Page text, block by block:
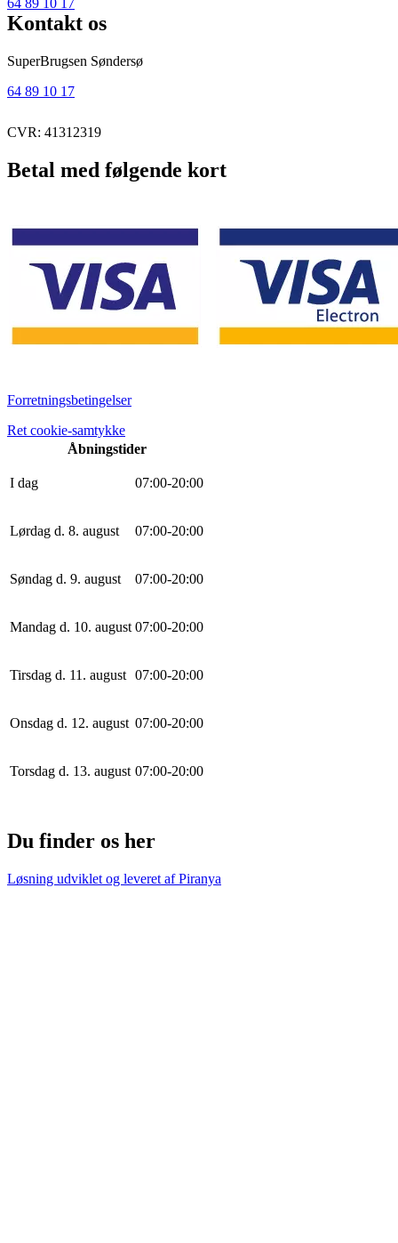
Kontakt os
SuperBrugsen Søndersø
64 89 10 17
CVR: 41312319
Betal med følgende kort
Forretningsbetingelser
Ret cookie-samtykke
Åbningstider
I dag 07:00-20:00
Lørdag d. 8. august 07:00-20:00
Søndag d. 9. august 07:00-20:00
Mandag d. 10. august 07:00-20:00
Tirsdag d. 11. august 07:00-20:00
Onsdag d. 12. august 07:00-20:00
Torsdag d. 13. august 07:00-20:00
Du finder os her
Løsning udviklet og leveret afPiranya